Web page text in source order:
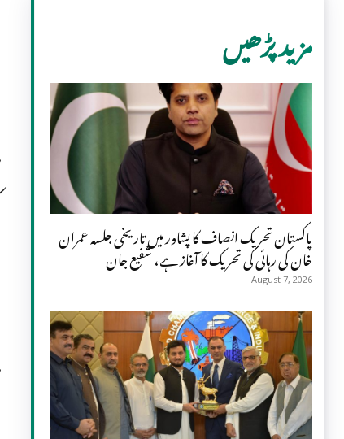
مزید پڑھیں
پاکستان تحریک انصاف کا پشاور میں تاریخی جلسہ عمران
خان کی رہائی کی تحریک کا آغاز ہے، شفیع جان
August 7, 2026